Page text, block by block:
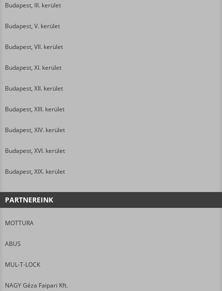
Budapest, III. kerület
Budapest, V. kerület
Budapest, VII. kerület
Budapest, XI. kerület
Budapest, XII. kerület
Budapest, XIII. kerület
Budapest, XIV. kerület
Budapest, XVI. kerület
Budapest, XIX. kerület
PARTNEREINK
MOTTURA
ABUS
MUL-T-LOCK
NAGY Géza Faipari Kft.